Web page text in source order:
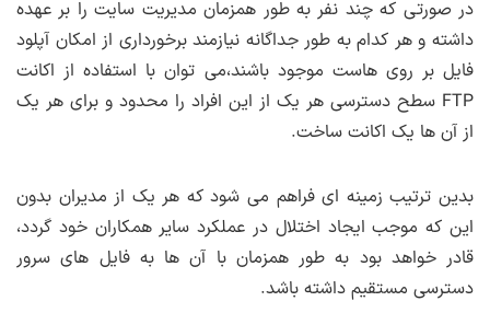
در صورتی که چند نفر به طور همزمان مدیریت سایت را بر عهده
داشته و هر کدام به طور جداگانه نیازمند برخورداری از امکان آپلود
فایل بر روی هاست موجود باشند،می توان با استفاده از اکانت
FTP سطح دسترسی هر یک از این افراد را محدود و برای هر یک
از آن ها یک اکانت ساخت.
بدین ترتیب زمینه ای فراهم می شود که هر یک از مدیران بدون
این که موجب ایجاد اختلال در عملکرد سایر همکاران خود گردد،
قادر خواهد بود به طور همزمان با آن ها به فایل های سرور
دسترسی مستقیم داشته باشد.